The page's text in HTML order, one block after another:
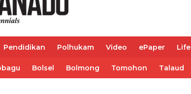
Pendidikan Polhukam Video ePaper
Bolsel Bolmong Tomohon Talaud